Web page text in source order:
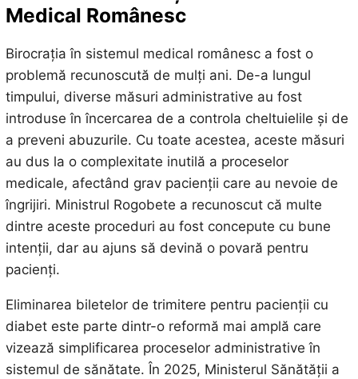
Medical Românesc
Birocrația în sistemul medical românesc a fost o
problemă recunoscută de mulți ani. De-a lungul
timpului, diverse măsuri administrative au fost
introduse în încercarea de a controla cheltuielile și de
a preveni abuzurile. Cu toate acestea, aceste măsuri
au dus la o complexitate inutilă a proceselor
medicale, afectând grav pacienții care au nevoie de
îngrijiri. Ministrul Rogobete a recunoscut că multe
dintre aceste proceduri au fost concepute cu bune
intenții, dar au ajuns să devină o povară pentru
pacienți.
Eliminarea biletelor de trimitere pentru pacienții cu
diabet este parte dintr-o reformă mai amplă care
vizează simplificarea proceselor administrative în
sistemul de sănătate. În 2025, Ministerul Sănătății a